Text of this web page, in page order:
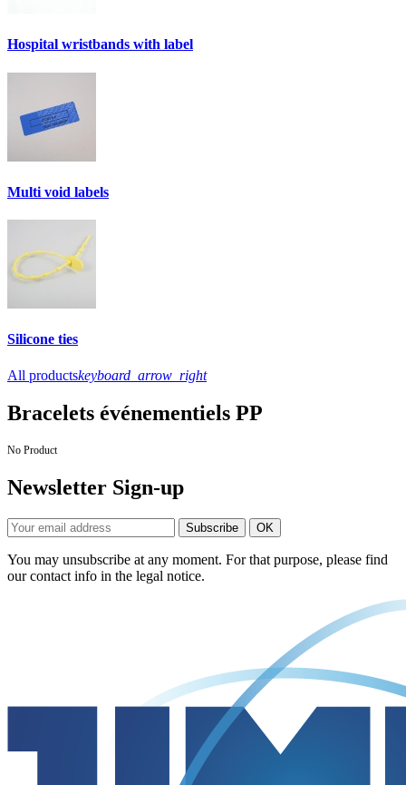
Hospital wristbands with label
Multi void labels
Silicone ties
All productskeyboard_arrow_right
Bracelets événementiels PP
No Product
Newsletter Sign-up
You may unsubscribe at any moment. For that purpose, please find
our contact info in the legal notice.